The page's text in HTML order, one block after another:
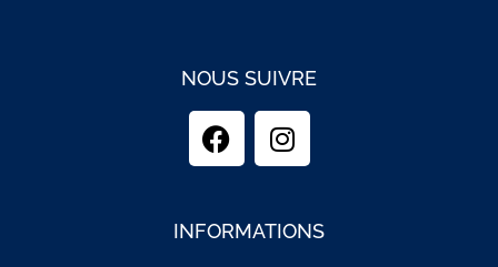
NOUS SUIVRE
INFORMATIONS